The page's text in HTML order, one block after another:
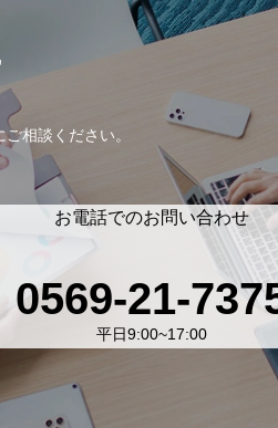
ご相談ください。
お電話でのお問い合わせ
0569-21-
平日9:00~17:00